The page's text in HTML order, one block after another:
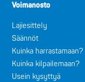
Voimanosto
Lajiesittely
Säännöt
Kuinka harrastamaan?
Kuinka kilpailemaan?
Usein kysyttyä